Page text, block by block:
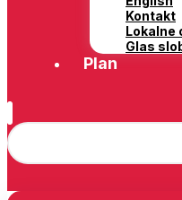
Kontakt
Lokalne
Glas
Plan